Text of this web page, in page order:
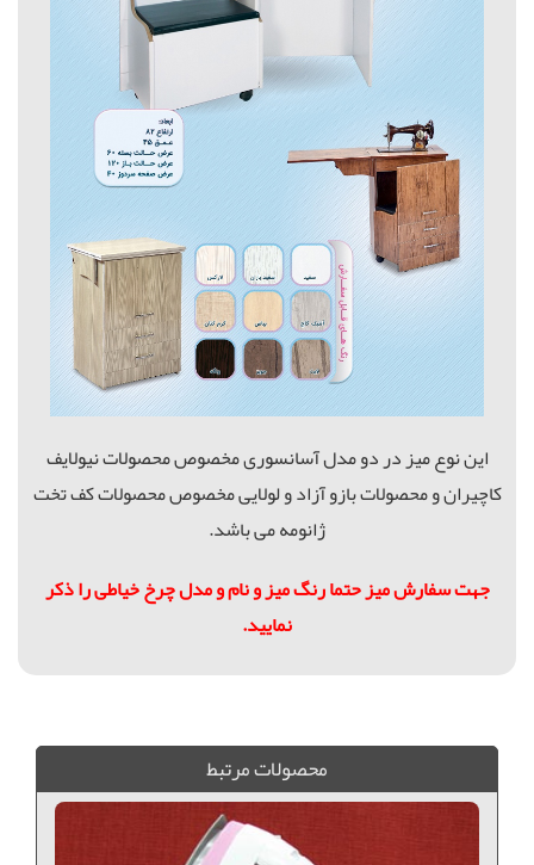
این نوع میز در دو مدل آسانسوری مخصوص محصولات نیولایف
کاچیران و محصولات بازو آزاد و لولایی مخصوص محصولات کف تخت
ژانومه می باشد.
جهت سفارش میز حتما رنگ میز و نام و مدل چرخ خیاطی را ذکر
نمایید.
محصولات مرتبط